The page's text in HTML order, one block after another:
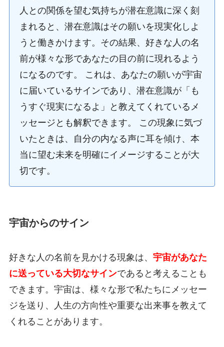
人との関係を望む気持ちが潜在意識に深く刻
まれると、潜在意識はその願いを現実化しよ
うと働きかけます。その結果、好きな人の名
前が様々な形であなたの目の前に現れるよう
になるのです。 これは、あなたの願いが宇宙
に届いているサインであり、潜在意識が「も
うすぐ現実になるよ」と教えてくれているメ
ッセージとも解釈できます。 この現象に気づ
いたときは、自分の内なる声に耳を傾け、本
当に望む未来を明確にイメージすることが大
切です。
宇宙からのサイン
好きな人の名前を見かける現象は、 宇宙があなた
に送っている大切なサインであると考えることも
できます。宇宙は、様々な形で私たちにメッセー
ジを送り、人生の方向性や重要な出来事を教えて
くれることがあります。